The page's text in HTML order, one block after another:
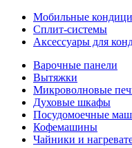
Мобильные
Сплит-системы
Аксессуары для
Варочные панели
Вытяжки
Микроволновые
Духовые шкафы
Посудомоечные
Кофемашины
Чайники и